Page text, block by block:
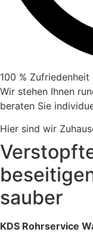
100 %
Wir stehen Ihnen
beraten Sie
Hier sind wir
sauber
KDS Rohrservice